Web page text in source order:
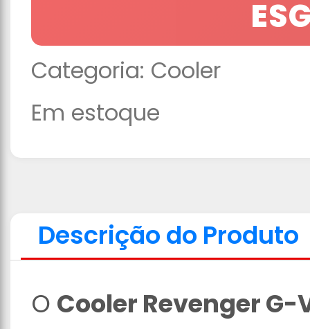
Categoria: Cooler
Em estoque
Descrição do Produto
O Cooler Revenger G-